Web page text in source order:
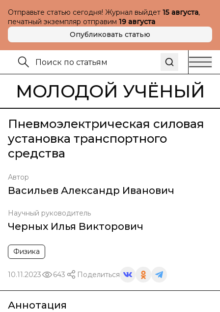
Отправьте статью сегодня! Журнал выйдет 15 августа,
печатный экземпляр отправим 19 августа
Опубликовать статью
МОЛОДОЙ УЧЁНЫЙ
Пневмоэлектрическая силовая
установка транспортного
средства
Автор
Васильев Александр Иванович
Научный руководитель
Черных Илья Викторович
Физика
10.11.2023 643 Поделиться
Аннотация